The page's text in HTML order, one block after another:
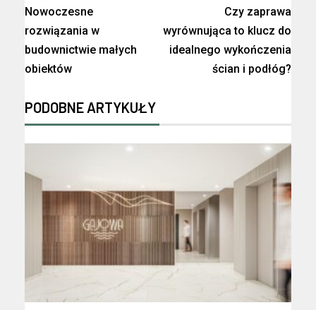
Nowoczesne
rozwiązania w
budownictwie małych
obiektów
Czy zaprawa
wyrównująca to klucz do
idealnego wykończenia
ścian i podłóg?
PODOBNE ARTYKUŁY